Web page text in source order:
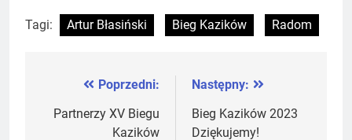
Tagi: Artur Błasiński Bieg Kazików Radom
Nawigacja
wpisu
Poprzedni:
Partnerzy XV Biegu
Kazików
Następny:
Bieg Kazików 2023
Dziękujemy!